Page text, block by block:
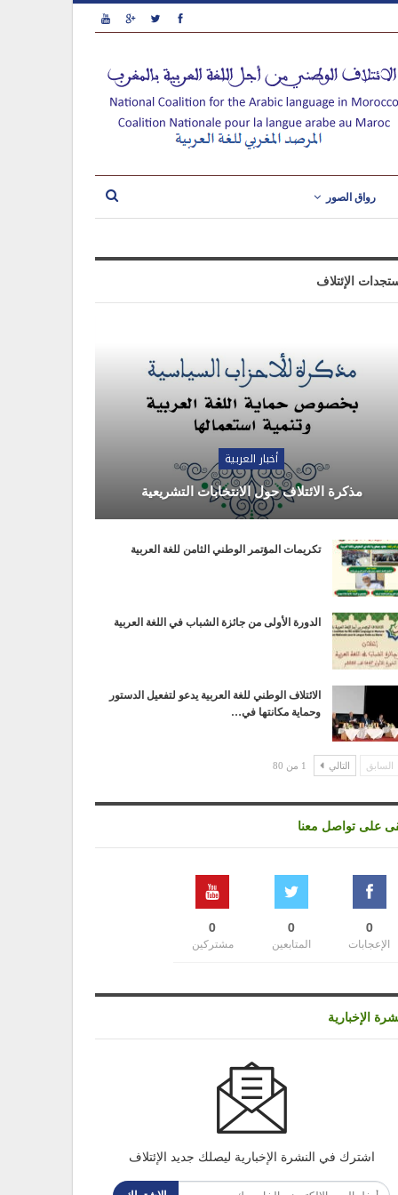
رواق الصور
الإئتلاف
أخبار العربية
مذكرة الائتلاف حول الانتخابات التشريعية
تكريمات المؤتمر الوطني الثامن للغة العربية
الدورة الأولى من جائزة الشباب في اللغة العربية
الائتلاف الوطني للغة العربية يدعو لتفعيل الدستور
وحماية مكانتها في…
السابق التالي 1 من 80
على تواصل معنا
0
الإعجابات
0
المتابعين
0
مشتركين
الإخبارية
اشترك في النشرة الإخبارية ليصلك جديد الإئتلاف